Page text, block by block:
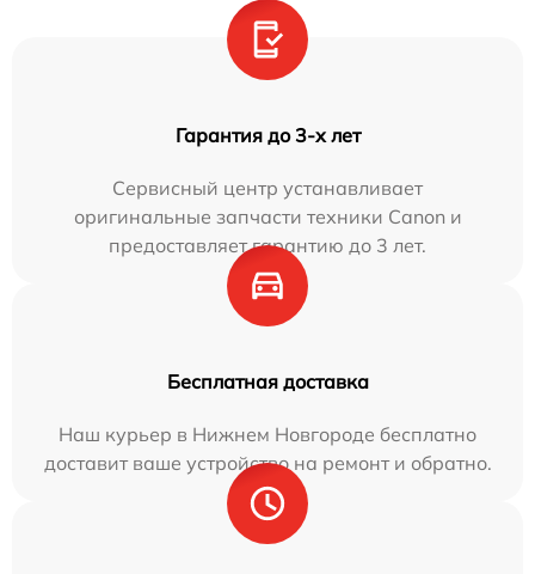
Гарантия до 3-х лет
Сервисный центр устанавливает
оригинальные запчасти техники Canon и
предоставляет гарантию до 3 лет.
Бесплатная доставка
Наш курьер в Нижнем Новгороде бесплатно
доставит ваше устройство на ремонт и обратно.